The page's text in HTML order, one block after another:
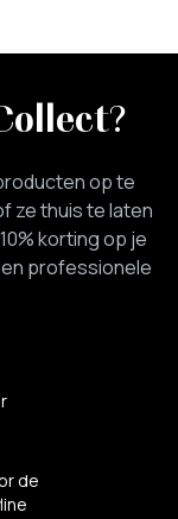
?
op te
ze thuis te laten
korting op je
professionele
de